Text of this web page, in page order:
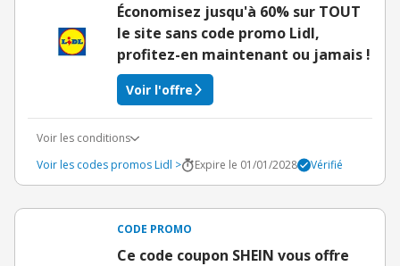
Économisez jusqu'à 60% sur TOUT
le site sans code promo Lidl,
profitez-en maintenant ou jamais !
Voir l'offre
Voir les conditions
Voir les codes promos Lidl >
Expire le 01/01/2028 Vérifié
CODE PROMO
Ce code coupon SHEIN vous offre